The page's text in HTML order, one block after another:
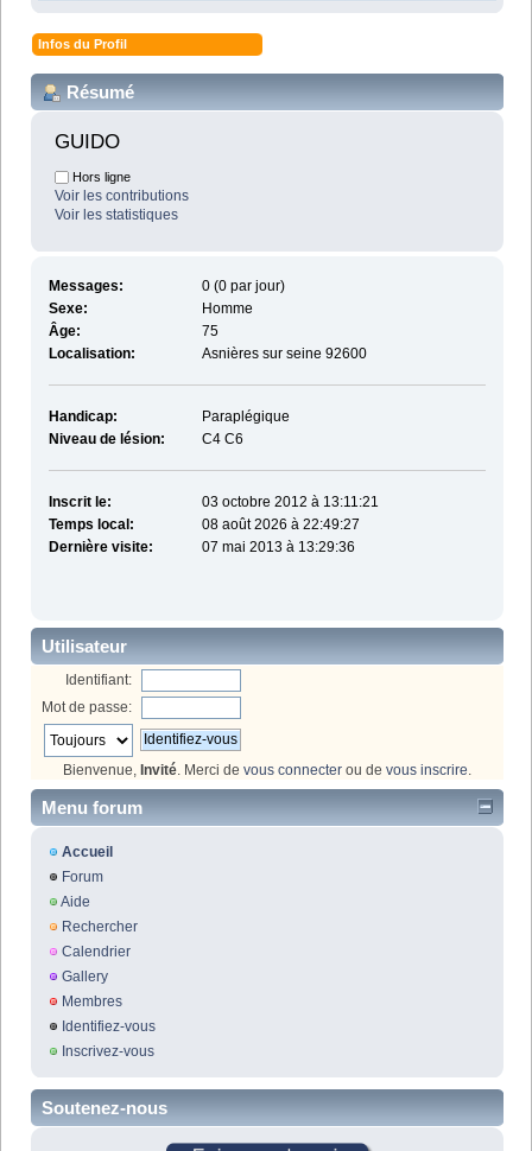
Infos du Profil
Résumé
GUIDO
Hors ligne
Voir les contributions
Voir les statistiques
Messages:
0 (0 par jour)
Sexe:
Homme
Âge:
75
Localisation:
Asnières sur seine 92600
Handicap:
Paraplégique
Niveau de lésion:
C4 C6
Inscrit le:
03 octobre 2012 à 13:11:21
Temps local:
08 août 2026 à 22:49:27
Dernière visite:
07 mai 2013 à 13:29:36
Utilisateur
Identifiant:
Mot de passe:
Bienvenue, Invité . Merci de vous connecter ou de vous inscrire
Menu forum
Accueil
Forum
Aide
Rechercher
Calendrier
Gallery
Membres
Identifiez-vous
Inscrivez-vous
Soutenez-nous